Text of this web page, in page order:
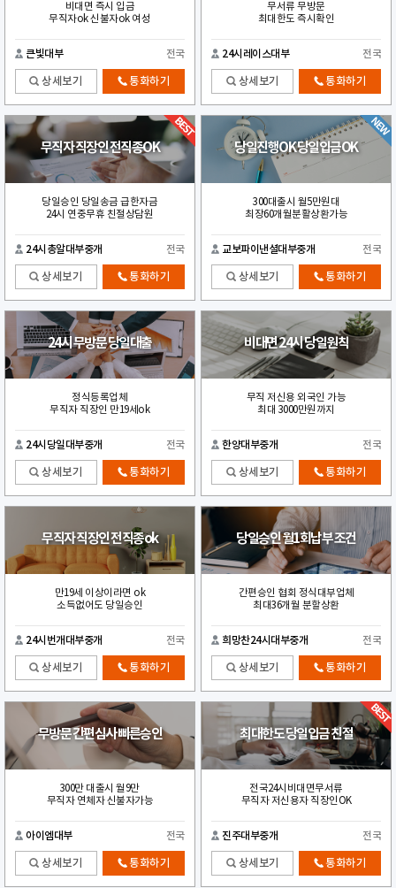
비대면 즉시 입금
무직자ok 신불자ok 여성
큰빛대부 전국
상세보기 통화하기
무서류 무방문
최대한도 즉시확인
24시레이스대부 전국
상세보기 통화하기
무직자 직장인 전직종OK
당일승인 당일송금 급한자금
24시 연중무휴 친절상담원
24시총알대부중개 전국
상세보기 통화하기
당일진행OK 당일입금OK
300대출시 월5만원대
최장60개월분활상환가능
교보파이낸셜대부중개 전국
상세보기 통화하기
24시 무방문 당일대출
정식등록업체
무직자 직장인 만19세ok
24시당일대부중개 전국
상세보기 통화하기
비대면 24시 당일원칙
무직 저신용 외국인 가능
최대 3000만원까지
한양대부중개 전국
상세보기 통화하기
무직자 직장인 전직종ok
만19세 이상이라면 ok
소득없어도 당일승인
24시번개대부중개 전국
상세보기 통화하기
당일승인 월1회납부 조건
간편승인 협회 정식대부업체
최대36개월 분할상환
희망찬24시대부중개 전국
상세보기 통화하기
무방문 간편심사 빠른승인
300만 대출시 월9만
무직자 연체자 신불자가능
아이엠대부 전국
상세보기 통화하기
최대한도 당일입금 친절
전국24시비대면무서류
무직자 저신용자 직장인OK
진주대부중개 전국
상세보기 통화하기